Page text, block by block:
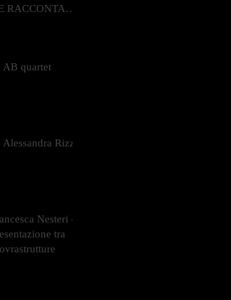
RACCONTA
AB quartet
Rizzo
Nesteri -
tra